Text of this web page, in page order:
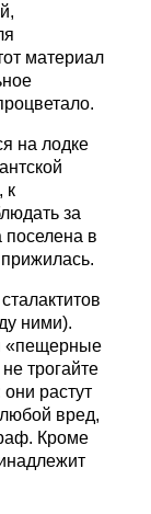
материал
на лодке
к
за
в
ними).
«пещерные
трогайте
растут
вред,
Кроме